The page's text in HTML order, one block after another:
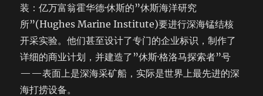
装：亿万富翁霍华德·休斯的”休斯海洋研究
所”(Hughes Marine Institute)要进行深海锰结核
开采实验。他们甚至设计了专门的企业标识，制作了
详细的商业计划，并建造了”休斯·格洛马探索者”号
——表面上是深海采矿船，实际是世界上最先进的深
海打捞设备。